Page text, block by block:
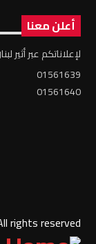
أعلن معنا
لإعلاناتكم عبر أثير
01561639
01561640
rights reserved